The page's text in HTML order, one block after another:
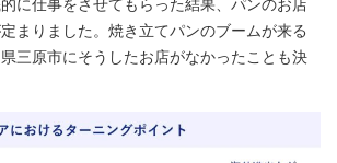
に仕事をさせてもらった結果、パンのお店
まりました。焼き立てパンのブームが来る
三原市にそうしたお店がなかったことも決